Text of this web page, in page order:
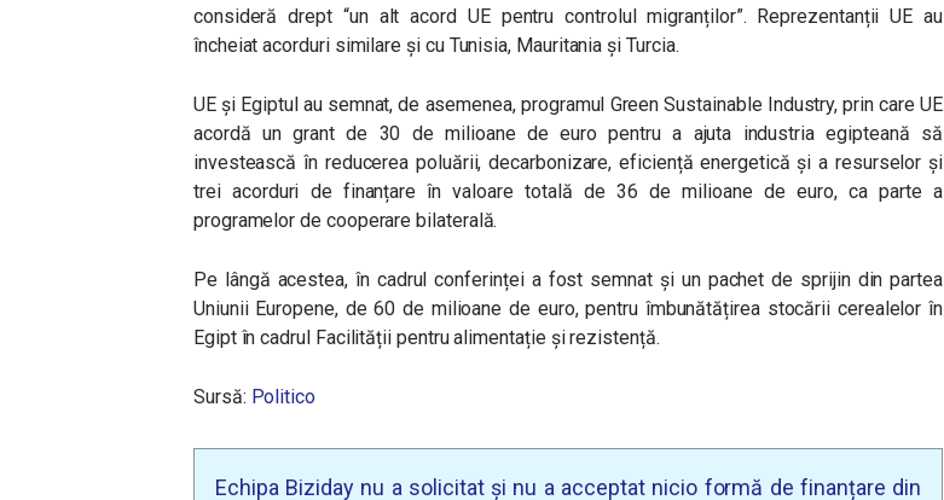
consideră drept “un alt acord UE pentru controlul migranților”. Reprezentanții UE au
încheiat acorduri similare și cu Tunisia, Mauritania și Turcia.
UE și Egiptul au semnat, de asemenea, programul Green Sustainable Industry, prin care UE
acordă un grant de 30 de milioane de euro pentru a ajuta industria egipteană să
investească în reducerea poluării, decarbonizare, eficiență energetică și a resurselor și
trei acorduri de finanțare în valoare totală de 36 de milioane de euro, ca parte a
programelor de cooperare bilaterală.
Pe lângă acestea, în cadrul conferinței a fost semnat și un pachet de sprijin din partea
Uniunii Europene, de 60 de milioane de euro, pentru îmbunătățirea stocării cerealelor în
Egipt în cadrul Facilității pentru alimentație și rezistență.
Sursă: Politico
Echipa Biziday nu a solicitat și nu a acceptat nicio formă de finanțare din